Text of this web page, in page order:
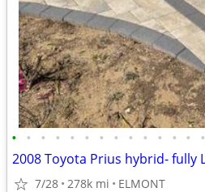
• • • • • • • • • • • • • •
7/28 278k mi ELMONT